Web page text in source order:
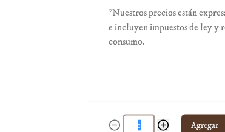
*Nuestros precios están
e incluyen impuestos de ley y
consumo.
Agregar